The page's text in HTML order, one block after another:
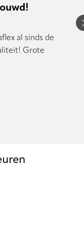
al sinds de
Grote